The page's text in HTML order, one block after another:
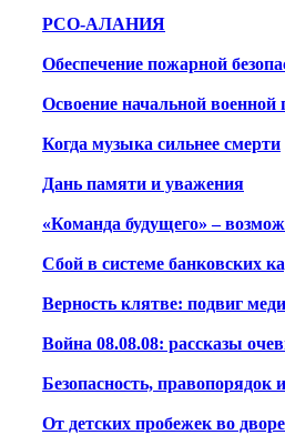
РСО-АЛАНИЯ
Обеспечение пожарной
Освоение начальной военной
Когда музыка сильнее смерти
Дань памяти и уважения
«Команда будущего» –
Сбой в системе банковских
Верность клятве: подвиг
Война 08.08.08: рассказы
Безопасность, правопорядок
От детских пробежек во